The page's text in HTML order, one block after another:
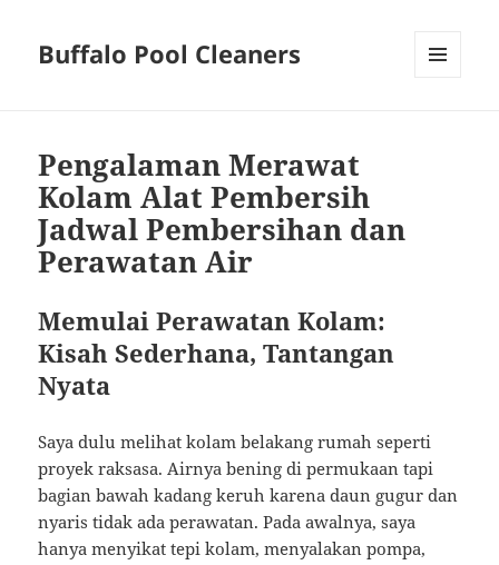
Buffalo Pool Cleaners
Pengalaman Merawat
Kolam Alat Pembersih
Jadwal Pembersihan dan
Perawatan Air
Memulai Perawatan Kolam:
Kisah Sederhana, Tantangan
Nyata
Saya dulu melihat kolam belakang rumah seperti
proyek raksasa. Airnya bening di permukaan tapi
bagian bawah kadang keruh karena daun gugur dan
nyaris tidak ada perawatan. Pada awalnya, saya
hanya menyikat tepi kolam, menyalakan pompa,